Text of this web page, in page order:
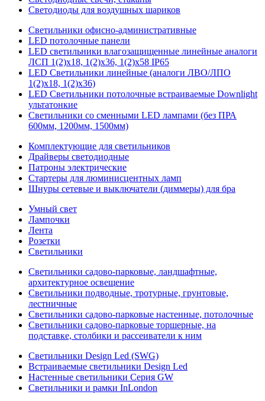
Светодиоды для воздушных шариков
Светильники офисно-административные
LED потолочные панели
LED светильники влагозащищенные линейные аналоги
ЛСП 1(2)х18, 1(2)х36, 1(2)х58 IP65
LED Светильники линейные (аналоги ЛВО/ЛПО
1(2)х18, 1(2)х36)
LED Светильники потолочные встраиваемые Downlight
ультатонкие
Светильники со сменными LED лампами (без ПРА
600мм, 1200мм, 1500мм)
Комплектующие для светильников
Драйверы светодиодные
Патроны электрические
Стартеры для люминисцентных ламп
Шнуры сетевые и выключатели (диммеры) для бра
Умный свет
Лампочки
Лента
Розетки
Светильники
Светильники садово-парковые, ландшафтные,
архитектурное освещение
Светильники подводные, тротурные, грунтовые,
лестничные
Светильники садово-парковые настенные, потолочные
Светильники садово-парковые торшерные, на
подставке, столбики и рассеиватели к ним
Светильники Design Led (SWG)
Встраиваемые светильники Design Led
Настенные светильники Серия GW
Светильники и рамки InLondon